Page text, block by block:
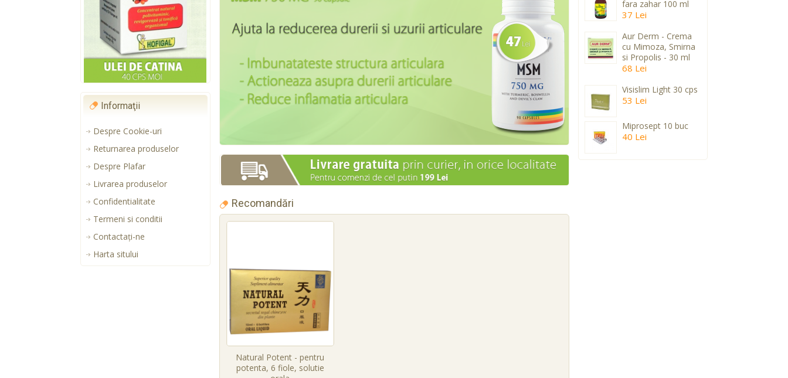
Informaţii
Despre Cookie-uri
Returnarea produselor
Despre Plafar
Livrarea produselor
Confidentialitate
Termeni si conditii
Contactaţi-ne
Harta sitului
Recomandări
Natural Potent - pentru
potenta, 6 fiole, solutie
fara zahar 100 ml
37 Lei
Aur Derm - Crema
cu Mimoza, Smirna
si Propolis - 30 ml
68 Lei
Visislim Light 30 cps
53 Lei
Miprosept 10 buc
40 Lei